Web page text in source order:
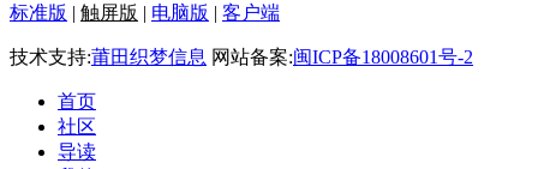
标准版 | 触屏版 | 电脑版 | 客户端
技术支持:莆田织梦信息 网站备案:闽ICP备18008601号-2
首页
社区
导读